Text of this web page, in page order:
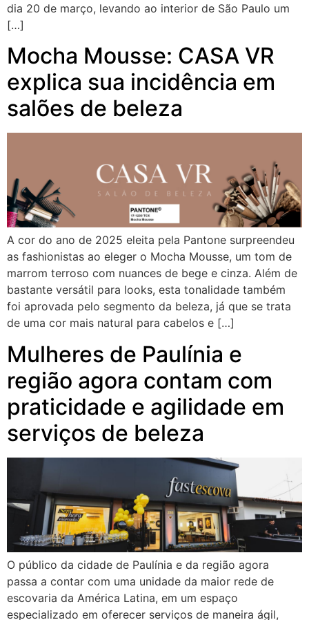
dia 20 de março, levando ao interior de São Paulo um
[…]
Mocha Mousse: CASA VR
explica sua incidência em
salões de beleza
A cor do ano de 2025 eleita pela Pantone surpreendeu
as fashionistas ao eleger o Mocha Mousse, um tom de
marrom terroso com nuances de bege e cinza. Além de
bastante versátil para looks, esta tonalidade também
foi aprovada pelo segmento da beleza, já que se trata
de uma cor mais natural para cabelos e […]
Mulheres de Paulínia e
região agora contam com
praticidade e agilidade em
serviços de beleza
O público da cidade de Paulínia e da região agora
passa a contar com uma unidade da maior rede de
escovaria da América Latina, em um espaço
especializado em oferecer serviços de maneira ágil,